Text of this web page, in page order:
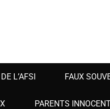
ALERTE
L’AFSI FAUX
PARENTS